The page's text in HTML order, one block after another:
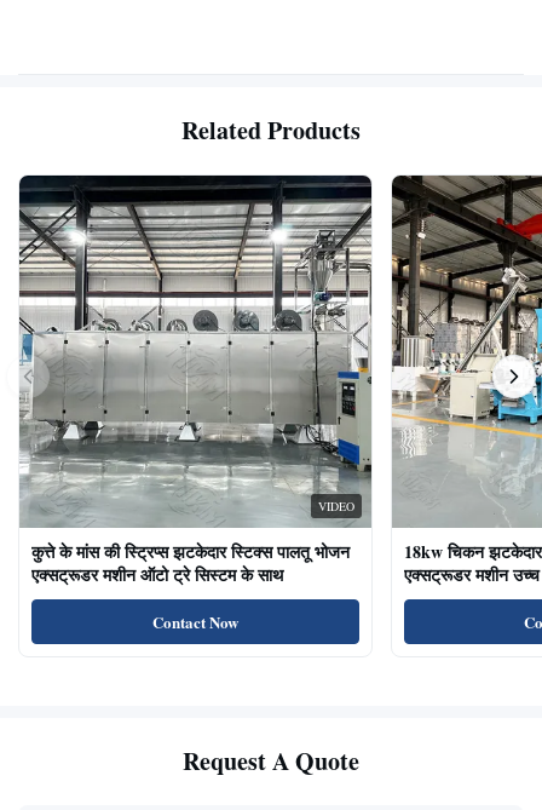
Related Products
VIDEO
कुत्ते के मांस की स्ट्रिप्स झटकेदार स्टिक्स पालतू भोजन
एक्सट्रूडर मशीन ऑटो ट्रे सिस्टम के साथ
Contact Now
18kw चिकन झटकेदार
एक्सट्रूडर मशीन उच्च
का भोजन बिल्ली के
Request A Quote